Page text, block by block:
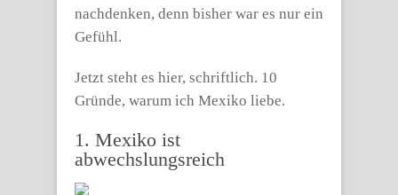
nachdenken, denn bisher war es nur ein
Gefühl.
Jetzt steht es hier, schriftlich. 10
Gründe, warum ich Mexiko liebe.
1. Mexiko ist
abwechslungsreich